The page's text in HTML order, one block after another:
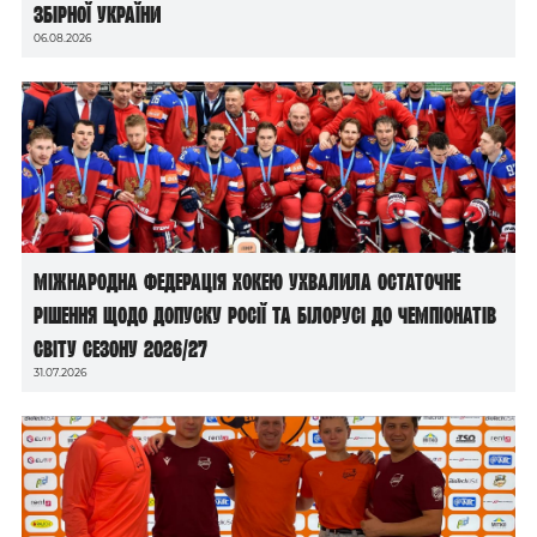
збірної України
06.08.2026
Міжнародна федерація хокею ухвалила остаточне
рішення щодо допуску росії та білорусі до чемпіонатів
світу сезону 2026/27
31.07.2026